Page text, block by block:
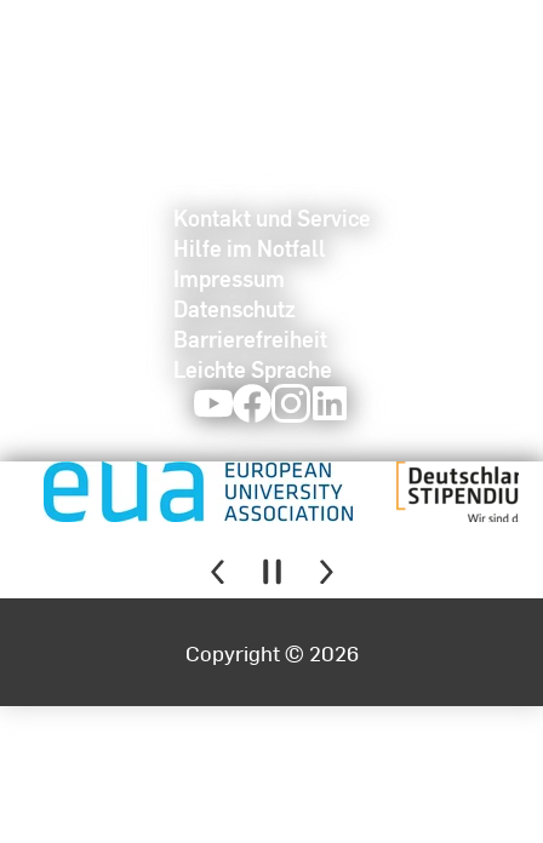
Kontakt und Service
Hilfe im Notfall
Impressum
Datenschutz
Barrierefreiheit
Leichte Sprache
YoutubeFacebookInstagram
Copyright © 2026